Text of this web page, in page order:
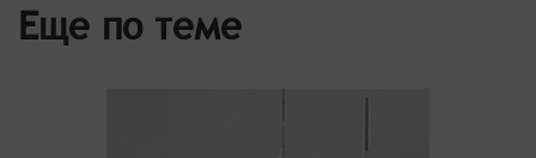
Еще по теме